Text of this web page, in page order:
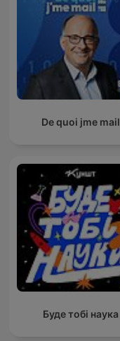
De quoi jme mail
Буде тобі наука